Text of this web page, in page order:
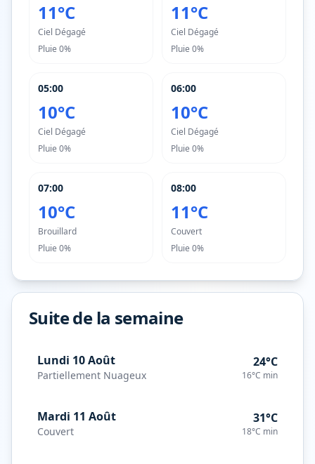
11°C
Ciel Dégagé
Pluie 0%
11°C
Ciel Dégagé
Pluie 0%
05:00
10°C
Ciel Dégagé
Pluie 0%
06:00
10°C
Ciel Dégagé
Pluie 0%
07:00
10°C
Brouillard
Pluie 0%
08:00
11°C
Couvert
Pluie 0%
Suite de la semaine
Lundi 10 Août
Partiellement Nuageux
24°C
16°C min
Mardi 11 Août
Couvert
31°C
18°C min